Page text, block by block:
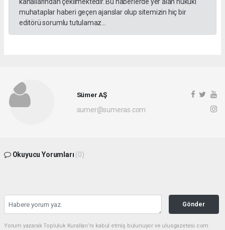
muhataplar haberi geçen ajanslar olup sitemizin hiç bir
editörü sorumlu tutulamaz...
Sümer AŞ
sumer@sumeras.com
Okuyucu Yorumları (0)
Gönder
Yorum yazarak Topluluk Kuralları’nı kabul etmiş bulunuyor ve ulusgazetesi.com